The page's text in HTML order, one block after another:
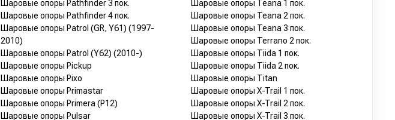
Шаровые опоры Pathfinder 3 пок.
Шаровые опоры Pathfinder 4 пок.
Шаровые опоры Patrol (GR, Y61) (1997-
2010)
Шаровые опоры Patrol (Y62) (2010-)
Шаровые опоры Pickup
Шаровые опоры Pixo
Шаровые опоры Primastar
Шаровые опоры Primera (P12)
Шаровые опоры Pulsar
Шаровые опоры Teana 1 пок.
Шаровые опоры Teana 2 пок.
Шаровые опоры Teana 3 пок.
Шаровые опоры Terrano 2 пок.
Шаровые опоры Tiida 1 пок.
Шаровые опоры Tiida 2 пок.
Шаровые опоры Titan
Шаровые опоры X-Trail 1 пок.
Шаровые опоры X-Trail 2 пок.
Шаровые опоры X-Trail 3 пок.